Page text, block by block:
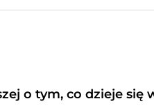
o tym, co dzieje się